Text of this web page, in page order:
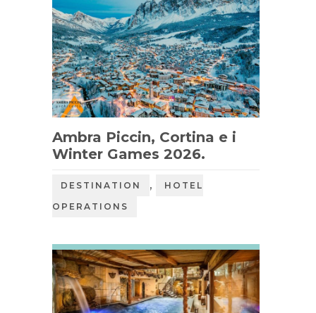
Ambra Piccin, Cortina e i
Winter Games 2026.
DESTINATION ,
HOTEL
OPERATIONS